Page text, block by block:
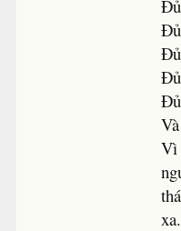
Vì
xa.